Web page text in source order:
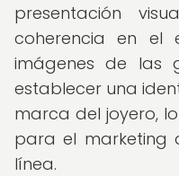
presentación
coherencia en el
imágenes de las
establecer una
marca del joyero,
para el marketing
línea.